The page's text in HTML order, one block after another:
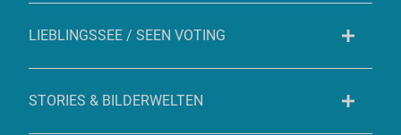
LIEBLINGSSEE / SEEN VOTING
STORIES & BILDERWELTEN